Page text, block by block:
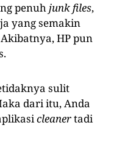
penuhjunk files,
yang semakin
HP pun
sulit
dari itu, Anda
cleanertadi